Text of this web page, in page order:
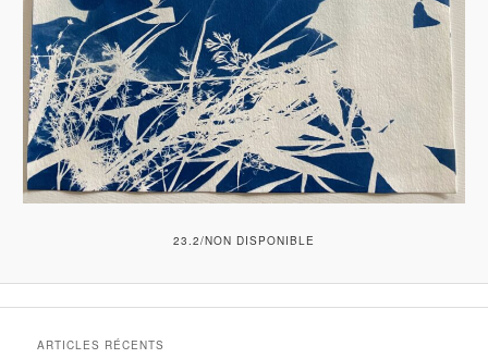
23.2/NON DISPONIBLE
ARTICLES RÉCENTS